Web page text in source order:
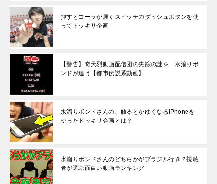
押すとコーラが届くスイッチのダッシュボタンを使
ってドッキリ企画
【警告】奇天烈動画配信団の失踪の謎を、水溜りボ
ンドが追う【都市伝説系動画】
水溜りボンドさんの、触るとかゆくなるiPhoneを
使ったドッキリ企画とは？
水溜りボンドさんのどちらかがブラジル行き？視聴
者が選ぶ面白い動画ランキング